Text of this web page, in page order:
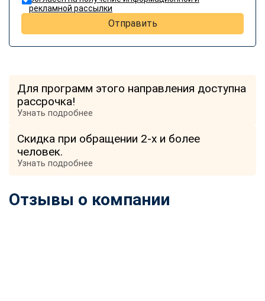
рекламной рассылки
Отправить
Для программ этого направления доступна
рассрочка!
Узнать подробнее
Скидка при обращении 2-х и более
человек.
Узнать подробнее
Отзывы о компании